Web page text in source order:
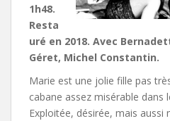
1h48.
Resta
uré en 2018. Avec
Géret, Michel Constantin.
Marie est une jolie fille pas
cabane assez misérable dans
Exploitée, désirée, mais aussi